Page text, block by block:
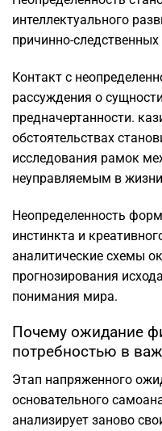
интеллектуального
причинно-следственных
Контакт с
рассуждения о
предначертанности.
обстоятельствах
исследования рамок
неуправляемым в
Неопределенность
инстинкта и
аналитические схемы
прогнозирования
понимания мира.
Почему ожидание
потребностью в
Этап напряженного
основательного
анализирует заново